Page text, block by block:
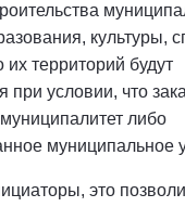
культуры,
их территорий будут
при условии, что
либо
муниципальное
это